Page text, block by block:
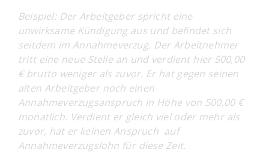
Beispiel: Der Arbeitgeber spricht eine
unwirksame Kündigung aus und befindet sich
seitdem im Annahmeverzug. Der Arbeitnehmer
tritt eine neue Stelle an und verdient hier 500,00
€ brutto weniger als zuvor. Er hat gegen seinen
alten Arbeitgeber noch einen
Annahmeverzugsanspruch in Höhe von 500,00 €
monatlich. Verdient er gleich viel oder mehr als
zuvor, hat er keinen Anspruch auf
Annahmeverzugslohn für diese Zeit.